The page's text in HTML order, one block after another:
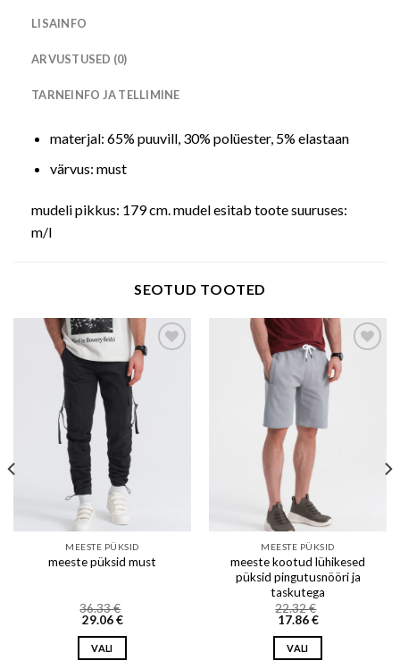
LISAINFO
ARVUSTUSED (0)
TARNEINFO JA TELLIMINE
materjal: 65% puuvill, 30% polüester, 5% elastaan
värvus: must
mudeli pikkus: 179 cm. mudel esitab toote suuruses:
m/l
SEOTUD TOOTED
Add to wishlist
MEESTE PÜKSID
meeste püksid must
36.33€
29.06€
VALI
Add to wishlist
MEESTE PÜKSID
meeste kootud lühikesed
püksid pingutusnööri ja
taskutega
22.32€
17.86€
VALI